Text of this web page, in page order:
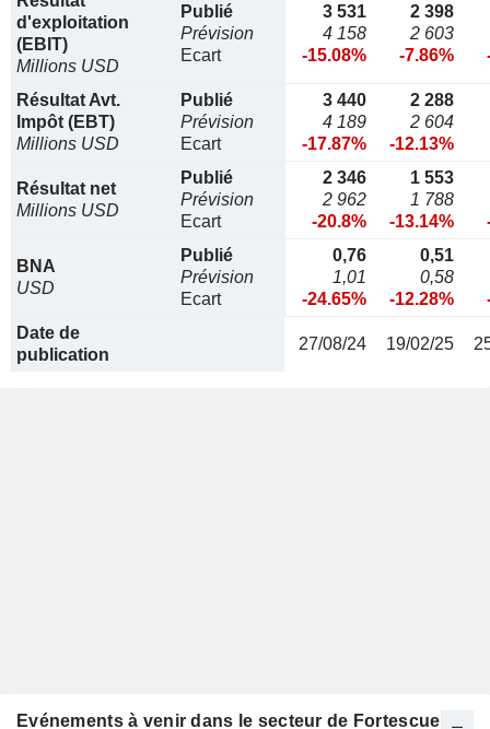
d'exploitation
(EBIT)
Millions USD
Publié
Prévision
Ecart
3 531
4 158
-15.08%
2 398
2 603
-7.86%
Résultat Avt.
Impôt (EBT)
Millions USD
Publié
Prévision
Ecart
3 440
4 189
-17.87%
2 288
2 604
-12.13%
Résultat net
Millions USD
Publié
Prévision
Ecart
2 346
2 962
-20.8%
1 553
1 788
-13.14%
BNA
USD
Publié
Prévision
Ecart
0,76
1,01
-24.65%
0,51
0,58
-12.28%
Date de
publication
27/08/24 19/02/25
Evénements à venir dans le secteur de Fortescue